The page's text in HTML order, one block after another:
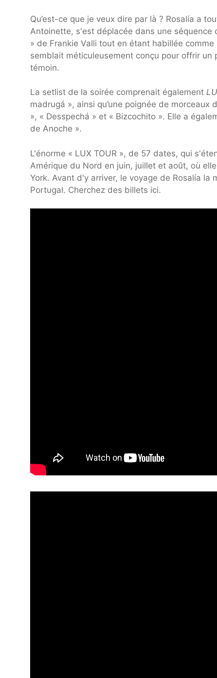
Qu’est-ce que je veux dire par là ? Rosalía a
Antoinette, s'est déplacée dans une séquence
» de Frankie Valli tout en étant habillée
semblait méticuleusement conçu pour offrir
témoin.
La setlist de la soirée comprenait également
madrugá », ainsi qu’une poignée de
», « Desspechá » et « Bizcochito ». Elle a
de Anoche ».
L'énorme « LUX TOUR », de 57 dates, qui
Amérique du Nord en juin, juillet et août, où
York. Avant d'y arriver, le voyage de Rosalía
Portugal. Cherchez des billets ici.